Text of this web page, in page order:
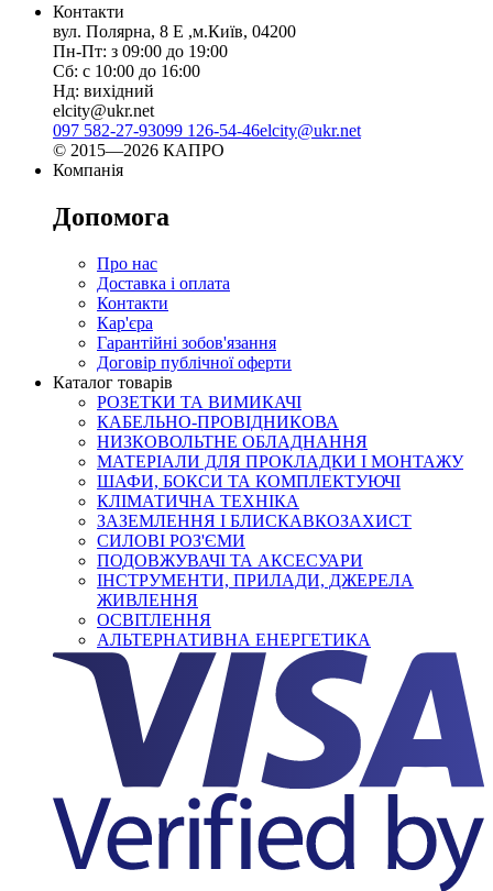
Контакти
вул. Полярна, 8 Е ,м.Київ, 04200
Пн-Пт: з 09:00 до 19:00
Сб: с 10:00 до 16:00
Нд: вихідний
elcity@ukr.net
097 582-27-93099 126-54-46elcity@ukr.net
© 2015—2026 КАПРО
Компанія
Допомога
Про нас
Доставка і оплата
Контакти
Кар'єра
Гарантійні зобов'язання
Договір публічної оферти
Каталог товарів
РОЗЕТКИ ТА ВИМИКАЧІ
КАБЕЛЬНО-ПРОВІДНИКОВА
НИЗКОВОЛЬТНЕ ОБЛАДНАННЯ
МАТЕРІАЛИ ДЛЯ ПРОКЛАДКИ І МОНТАЖУ
ШАФИ, БОКСИ ТА КОМПЛЕКТУЮЧІ
КЛІМАТИЧНА ТЕХНІКА
ЗАЗЕМЛЕННЯ І БЛИСКАВКОЗАХИСТ
СИЛОВІ РОЗ'ЄМИ
ПОДОВЖУВАЧІ ТА АКСЕСУАРИ
ІНСТРУМЕНТИ, ПРИЛАДИ, ДЖЕРЕЛА
ЖИВЛЕННЯ
ОСВІТЛЕННЯ
АЛЬТЕРНАТИВНА ЕНЕРГЕТИКА